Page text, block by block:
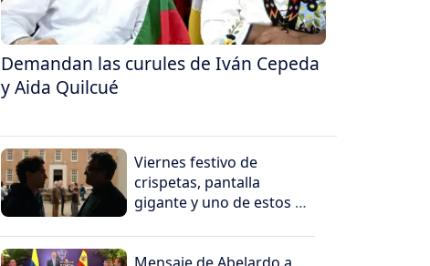
Demandan las curules de Iván Cepeda
y Aida Quilcué
Viernes festivo de
crispetas, pantalla
gigante y uno de estos 5